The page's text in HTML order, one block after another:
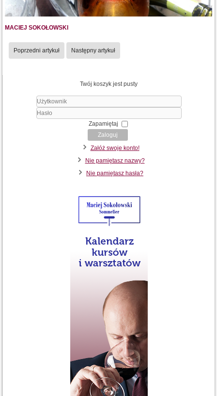
MACIEJ SOKOŁOWSKI
Poprzedni artykuł Następny artykuł
Twój koszyk jest pusty
Zapamiętaj
Zaloguj
Załóż swoje konto!
Nie pamiętasz nazwy?
Nie pamiętasz hasła?